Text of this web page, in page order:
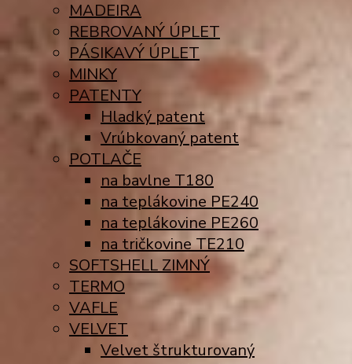
MADEIRA
REBROVANÝ ÚPLET
PÁSIKAVÝ ÚPLET
MINKY
PATENTY
Hladký patent
Vrúbkovaný patent
POTLAČE
na bavlne T180
na teplákovine PE240
na teplákovine PE260
na tričkovine TE210
SOFTSHELL ZIMNÝ
TERMO
VAFLE
VELVET
Velvet štrukturovaný